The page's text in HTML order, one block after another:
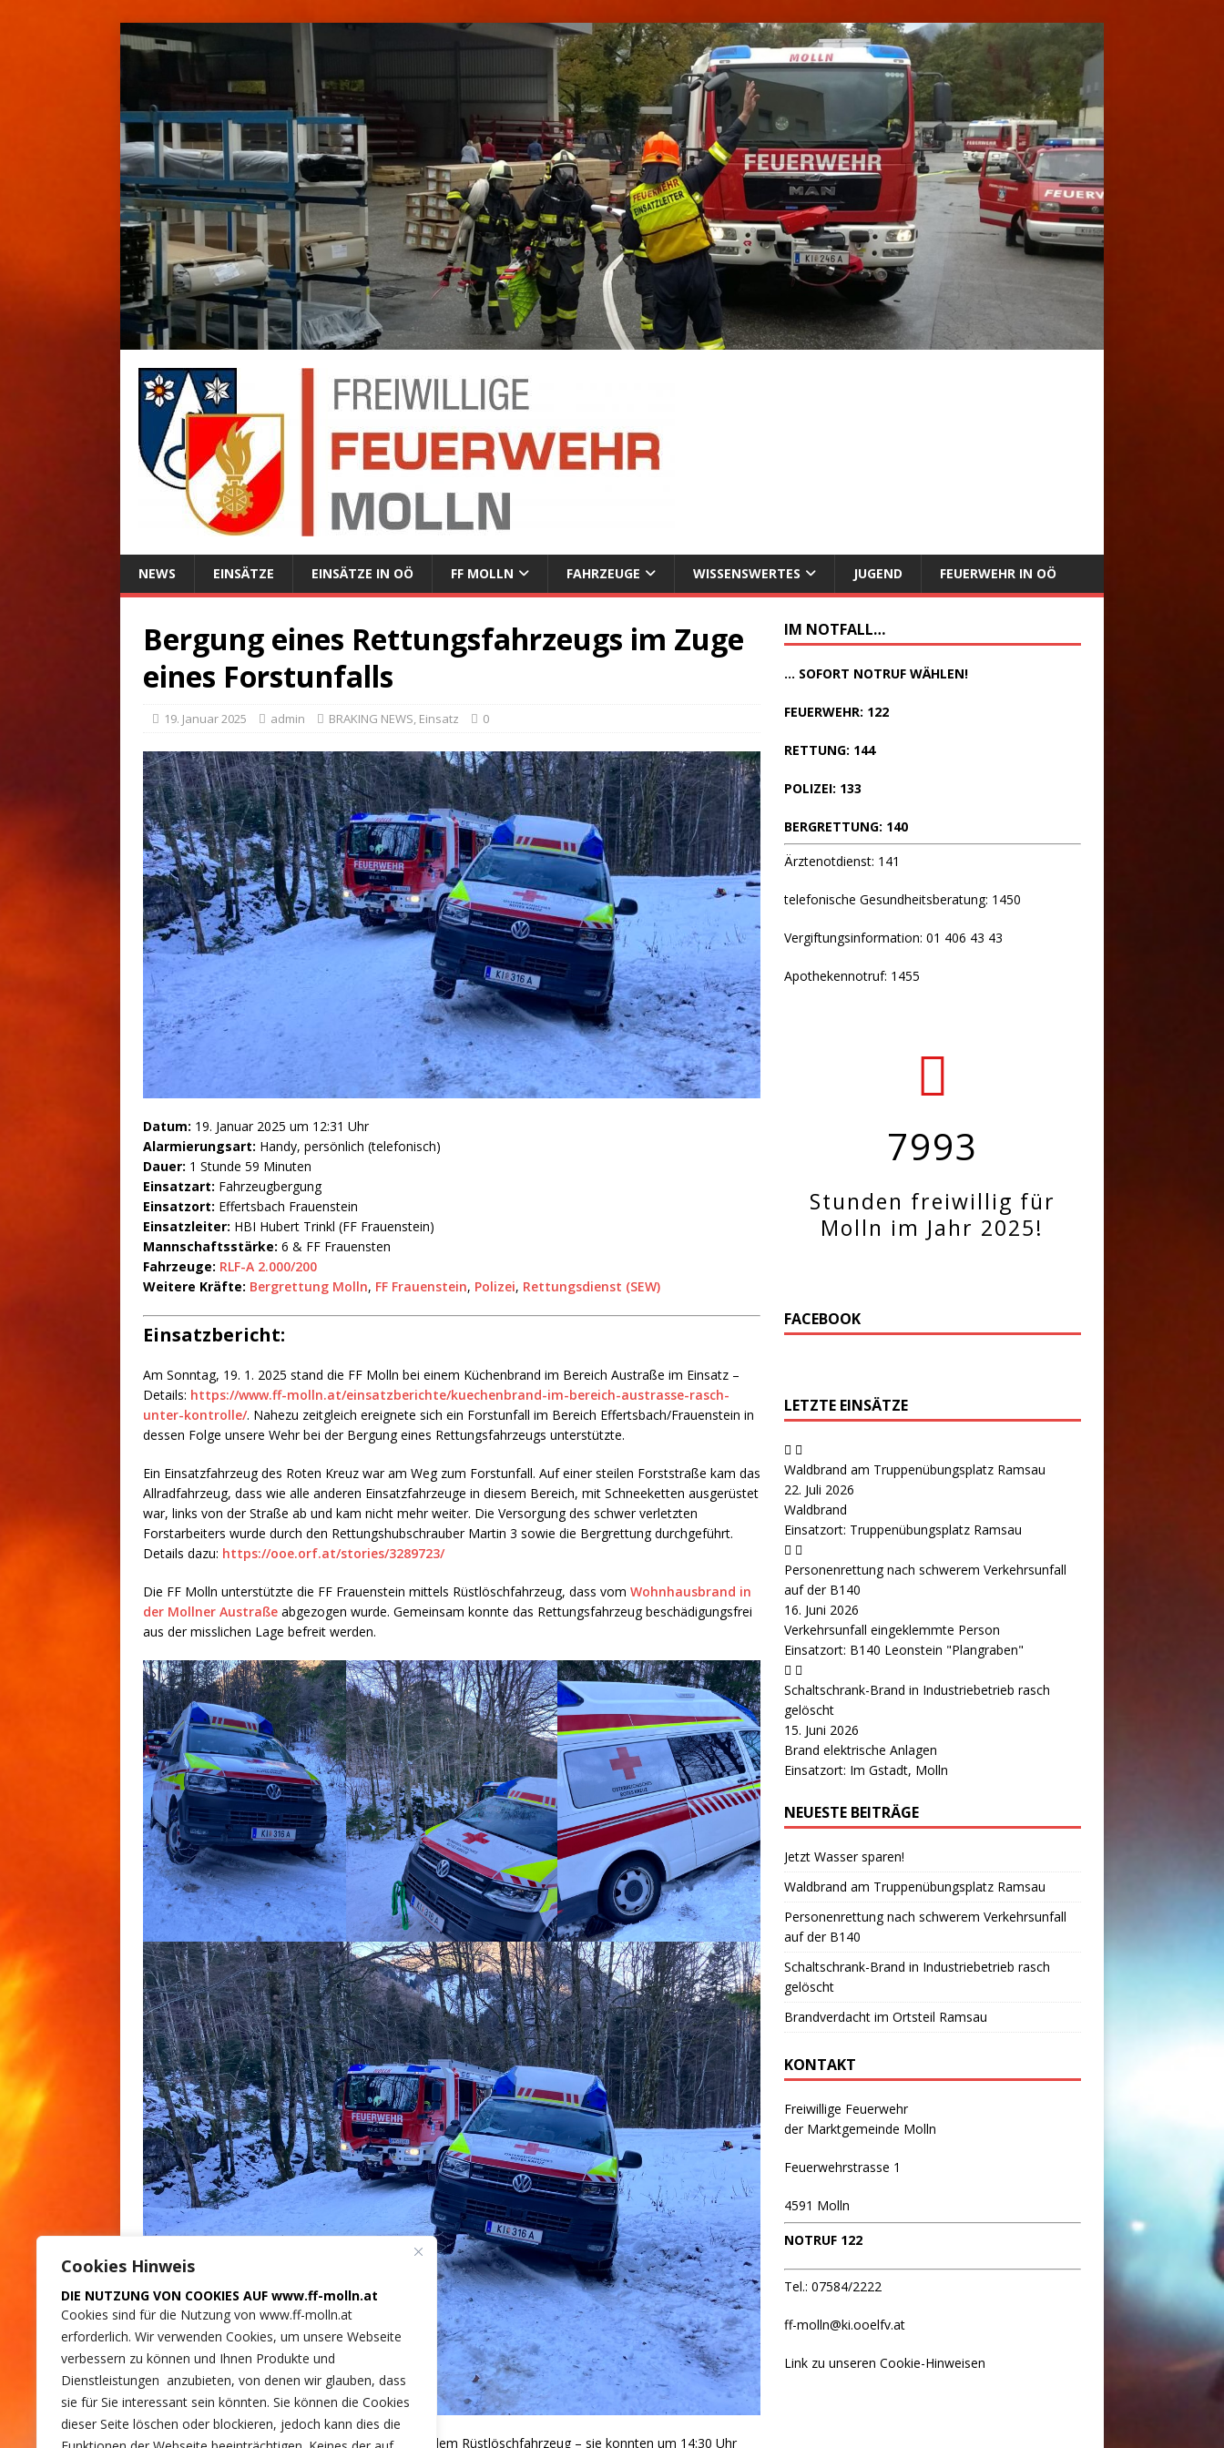
Cookies Hinweis
DIE NUTZUNG VON COOKIES AUF www.ff-molln.at
Cookies sind für die Nutzung von www.ff-molln.at
erforderlich. Wir verwenden Cookies, um unsere Webseite
verbessern zu können und Ihnen Produkte und
Dienstleistungen anzubieten, von denen wir glauben, dass
sie für Sie interessant sein könnten. Sie können die Cookies
dieser Seite löschen oder blockieren, jedoch kann dies die
NEWS EINSÄTZE EINSÄTZE IN OÖ FF MOLLN FAHRZEUGE WISSENSWERTES JUGEND FEUERWEHR IN OÖ
Bergung eines Rettungsfahrzeugs im Zuge
eines Forstunfalls
19. Januar 2025 admin BRAKING NEWS, Einsatz 0
Datum: 19. Januar 2025 um 12:31 Uhr
Alarmierungsart: Handy, persönlich (telefonisch)
Dauer: 1 Stunde 59 Minuten
Einsatzart: Fahrzeugbergung
Einsatzort: Effertsbach Frauenstein
Einsatzleiter: HBI Hubert Trinkl (FF Frauenstein)
Mannschaftsstärke: 6 & FF Frauensten
Fahrzeuge: RLF-A 2.000/200
Weitere Kräfte: Bergrettung Molln, FF Frauenstein, Polizei, Rettungsdienst (SEW)
Einsatzbericht:
Am Sonntag, 19. 1. 2025 stand die FF Molln bei einem Küchenbrand im Bereich Austraße im Einsatz –
Details: https://www.ff-molln.at/einsatzberichte/kuechenbrand-im-bereich-austrasse-rasch-
unter-kontrolle/. Nahezu zeitgleich ereignete sich ein Forstunfall im Bereich Effertsbach/Frauenstein in
dessen Folge unsere Wehr bei der Bergung eines Rettungsfahrzeugs unterstützte.
Ein Einsatzfahrzeug des Roten Kreuz war am Weg zum Forstunfall. Auf einer steilen Forststraße kam das
Allradfahrzeug, dass wie alle anderen Einsatzfahrzeuge in diesem Bereich, mit Schneeketten ausgerüstet
war, links von der Straße ab und kam nicht mehr weiter. Die Versorgung des schwer verletzten
Forstarbeiters wurde durch den Rettungshubschrauber Martin 3 sowie die Bergrettung durchgeführt.
Details dazu: https://ooe.orf.at/stories/3289723/
Die FF Molln unterstützte die FF Frauenstein mittels Rüstlöschfahrzeug, dass vom Wohnhausbrand in
der Mollner Austraße abgezogen wurde. Gemeinsam konnte das Rettungsfahrzeug beschädigungsfrei
aus der misslichen Lage befreit werden.
Im Einsatz standen 6 Mitglieder der FF Molln mit dem Rüstlöschfahrzeug – sie konnten um 14:30 Uhr
IM NOTFALL…
... SOFORT NOTRUF WÄHLEN!
FEUERWEHR: 122
RETTUNG: 144
POLIZEI: 133
BERGRETTUNG: 140
Ärztenotdienst: 141
telefonische Gesundheitsberatung: 1450
Vergiftungsinformation: 01 406 43 43
Apothekennotruf: 1455
7993
Stunden freiwillig für
Molln im Jahr 2025!
FACEBOOK
LETZTE EINSÄTZE
Waldbrand am Truppenübungsplatz Ramsau
22. Juli 2026
Waldbrand
Einsatzort: Truppenübungsplatz Ramsau
Personenrettung nach schwerem Verkehrsunfall
auf der B140
16. Juni 2026
Verkehrsunfall eingeklemmte Person
Einsatzort: B140 Leonstein "Plangraben"
Schaltschrank-Brand in Industriebetrieb rasch
gelöscht
15. Juni 2026
Brand elektrische Anlagen
Einsatzort: Im Gstadt, Molln
NEUESTE BEITRÄGE
Jetzt Wasser sparen!
Waldbrand am Truppenübungsplatz Ramsau
Personenrettung nach schwerem Verkehrsunfall
auf der B140
Schaltschrank-Brand in Industriebetrieb rasch
gelöscht
Brandverdacht im Ortsteil Ramsau
KONTAKT
Freiwillige Feuerwehr
der Marktgemeinde Molln
Feuerwehrstrasse 1
4591 Molln
NOTRUF 122
Tel.: 07584/2222
ff-molln@ki.ooelfv.at
Link zu unseren Cookie-Hinweisen